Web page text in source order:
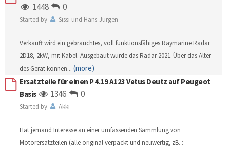
1448 0
Started by Sissi und Hans-Jürgen
Verkauft wird ein gebrauchtes, voll funktionsfähiges Raymarine Radar
2D18, 2kW, mit Kabel. Ausgebaut wurde das Radar 2021. Über das Alter
des Gerät können... (more)
Ersatzteile für einen P 4.19 A123 Vetus Deutz auf Peugeot
Basis
1346 0
Started by Akki
Hat jemand Interesse an einer umfassenden Sammlung von
Motorersatzteilen (alle original verpackt und neuwertig, zB. :